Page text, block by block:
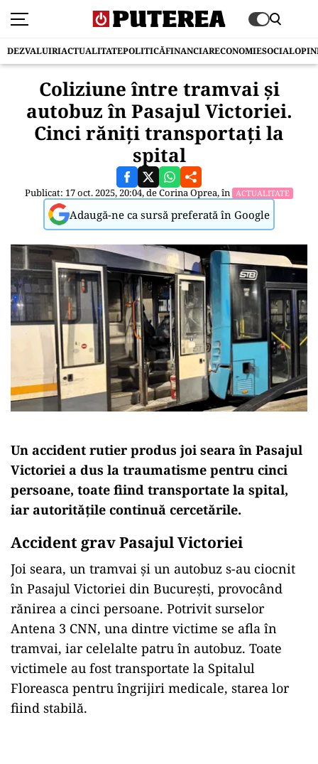
DEZVALUIRIACTUALITATEPOLITICĂFINANCIARECONOMIESOCIAL
Coliziune între tramvai și
autobuz în Pasajul Victoriei.
Cinci răniți transportați la
spital
Publicat: 17 oct. 2025, 20:04, deCorina Oprea, în ACTUALITATE
Adaugă-ne ca sursă preferată în Google
Un accident rutier produs joi seara în Pasajul
Victoriei a dus la traumatisme pentru cinci
persoane, toate fiind transportate la spital,
iar autoritățile continuă cercetările.
Accident grav Pasajul Victoriei
Joi seara, un tramvai și un autobuz s-au ciocnit
în Pasajul Victoriei din București, provocând
rănirea a cinci persoane. Potrivit surselor
Antena 3 CNN, una dintre victime se afla în
tramvai, iar celelalte patru în autobuz. Toate
victimele au fost transportate la Spitalul
Floreasca pentru îngrijiri medicale, starea lor
fiind stabilă.